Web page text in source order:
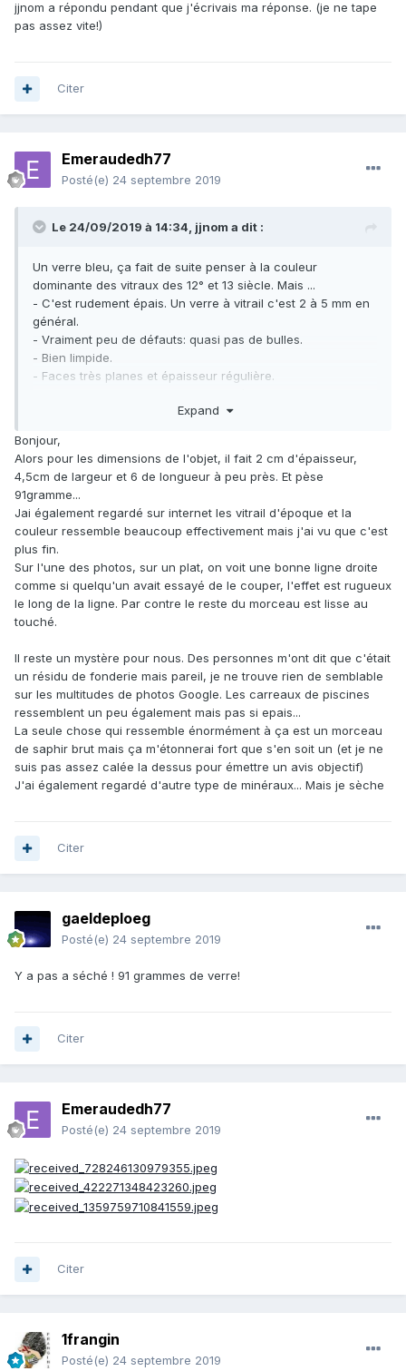
de cobalt mais aussi de Mn, Cu, Fe.
jjnom a répondu pendant que j'écrivais ma réponse. (je ne tape
pas assez vite!)
Citer
Emeraudedh77
Posté(e) 24 septembre 2019
Le 24/09/2019 à 14:34, jjnom a dit :
Un verre bleu, ça fait de suite penser à la couleur
dominante des vitraux des 12° et 13 siècle. Mais ...
- C'est rudement épais. Un verre à vitrail c'est 2 à 5 mm en
général.
- Vraiment peu de défauts: quasi pas de bulles.
- Bien limpide.
- Faces très planes et épaisseur régulière.
avec défauts, pas très limpides et d'épaisseur irrégulière.
permis d'arriver à un tel produit.
Remarque: le bleu des vitraux peut s'obtenir à partir d'oxyde
de cobalt mais aussi de Mn, Cu, Fe.
Expand
Bonjour,
Alors pour les dimensions de l'objet, il fait 2 cm d'épaisseur,
4,5cm de largeur et 6 de longueur à peu près. Et pèse
91gramme...
Jai également regardé sur internet les vitrail d'époque et la
couleur ressemble beaucoup effectivement mais j'ai vu que c'est
plus fin.
Sur l'une des photos, sur un plat, on voit une bonne ligne droite
comme si quelqu'un avait essayé de le couper, l'effet est rugueux
le long de la ligne. Par contre le reste du morceau est lisse au
touché.
Il reste un mystère pour nous. Des personnes m'ont dit que c'était
un résidu de fonderie mais pareil, je ne trouve rien de semblable
sur les multitudes de photos Google. Les carreaux de piscines
ressemblent un peu également mais pas si epais...
La seule chose qui ressemble énormément à ça est un morceau
de saphir brut mais ça m'étonnerai fort que s'en soit un (et je ne
suis pas assez calée la dessus pour émettre un avis objectif)
J'ai également regardé d'autre type de minéraux... Mais je sèche
Citer
gaeldeploeg
Posté(e) 24 septembre 2019
Y a pas a séché ! 91 grammes de verre!
Citer
Emeraudedh77
Posté(e) 24 septembre 2019
Citer
1frangin
Posté(e) 24 septembre 2019